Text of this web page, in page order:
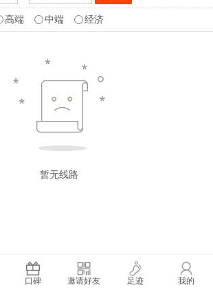
高端 中端 经济
暂无线路
口碑 邀请好友 足迹 我的